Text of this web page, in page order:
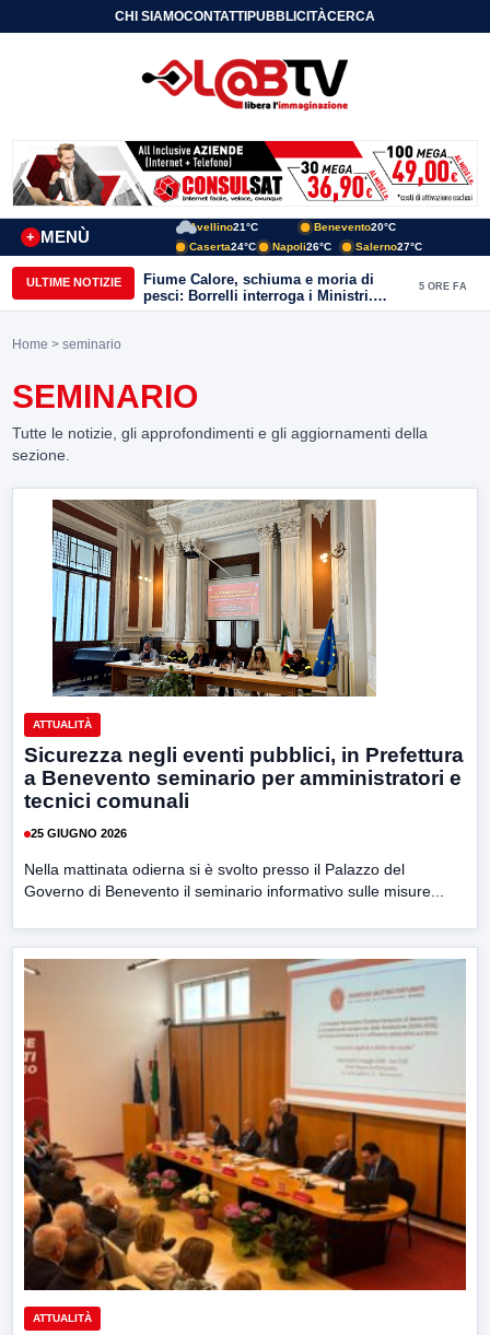
CHI SIAMOCONTATTIPUBBLICITÀCERCA
MENÙ
+
Avellino21°C Benevento20°C
Caserta24°C Napoli26°C Salerno27°C
ULTIME NOTIZIE
Fiume Calore, schiuma e moria di
pesci: Borrelli interroga i Ministri.
“Benevento paga l’assenza del
5 ORE FA
Home > seminario
SEMINARIO
Tutte le notizie, gli approfondimenti e gli aggiornamenti della
sezione.
ATTUALITÀ
Sicurezza negli eventi pubblici, in Prefettura
a Benevento seminario per amministratori e
tecnici comunali
25 GIUGNO 2026
Nella mattinata odierna si è svolto presso il Palazzo del
Governo di Benevento il seminario informativo sulle misure...
ATTUALITÀ